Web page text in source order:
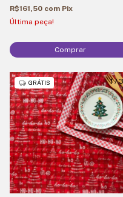
R$161,50 com Pix
Última peça!
Comprar
1/3
GRÁTIS